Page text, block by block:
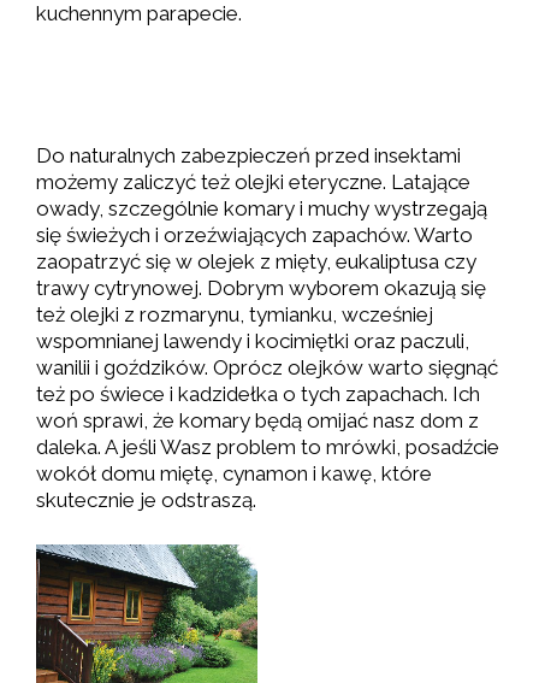
kuchennym parapecie.
Do naturalnych zabezpieczeń przed insektami
możemy zaliczyć też olejki eteryczne. Latające
owady, szczególnie komary i muchy wystrzegają
się świeżych i orzeźwiających zapachów. Warto
zaopatrzyć się w olejek z mięty, eukaliptusa czy
trawy cytrynowej. Dobrym wyborem okazują się
też olejki z rozmarynu, tymianku, wcześniej
wspomnianej lawendy i kocimiętki oraz paczuli,
wanilii i goździków. Oprócz olejków warto sięgnąć
też po świece i kadzidełka o tych zapachach. Ich
woń sprawi, że komary będą omijać nasz dom z
daleka. A jeśli Wasz problem to mrówki, posadźcie
wokół domu miętę, cynamon i kawę, które
skutecznie je odstraszą.